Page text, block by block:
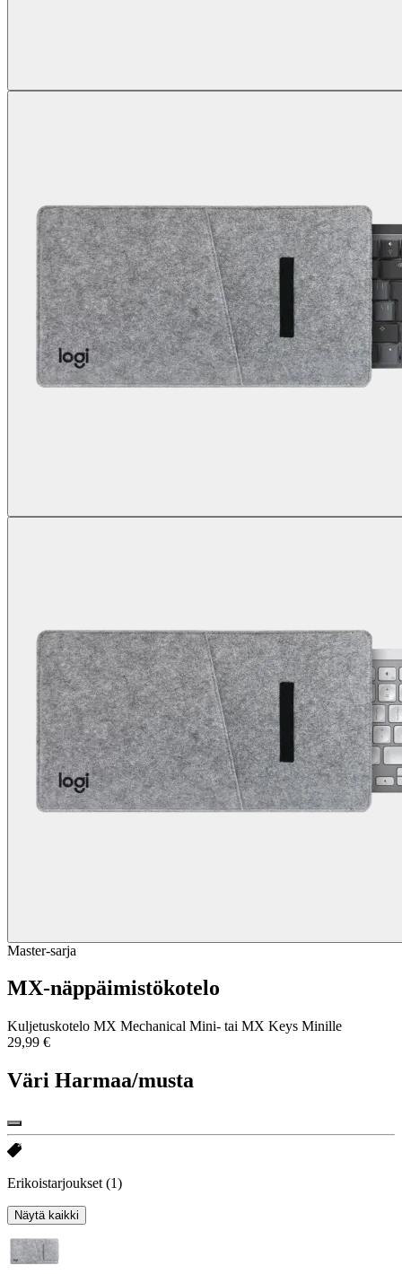
Master-sarja
MX-näppäimistökotelo
Kuljetuskotelo MX Mechanical Mini- tai MX Keys Minille
29,99 €
Väri Harmaa/musta
Erikoistarjoukset (1)
Näytä kaikki